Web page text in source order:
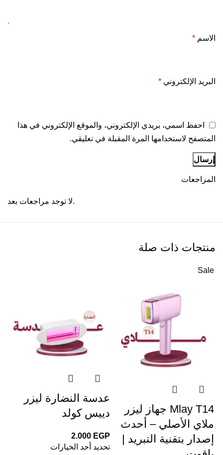
المراجعات
لا توجد مراجعات بعد.
الاسم *
البريد الإلكتروني *
احفظ اسمي، بريدي الإلكتروني، والموقع الإلكتروني في هذا
المتصفح لاستخدامها المرة المقبلة في تعليقي.
منتجات ذات صلة
Sale
Mlay T14 جهاز ليزر
ملاي الأصلي – أحدث
إصدار بتقنية التبريد |
عدسة النضارة ليزر
دييس كولد
2.000 EGP
تحديد أحد الخيارات